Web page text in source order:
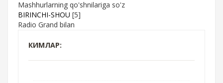
Mashhurlarning qo'shnilariga so'z
BIRINCHI-SHOU [5]
Radio Grand bilan
КИМЛАР: